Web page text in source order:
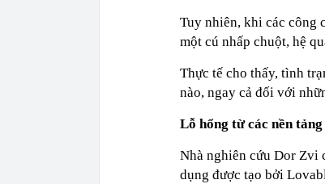
Tuy nhiên, khi các công
một cú nhấp chuột, hệ
Thực tế cho thấy, tình
nào, ngay cả đối với
Lỗ hổng từ các nền
Nhà nghiên cứu Dor Zvi
dụng được tạo bởi